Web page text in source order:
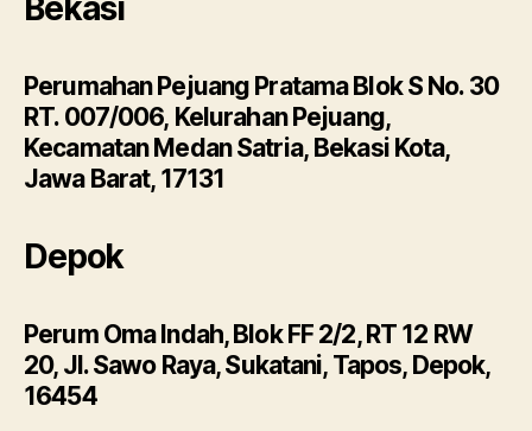
Perumahan Pejuang Pratama Blok S No. 30
RT. 007/006, Kelurahan Pejuang,
Kecamatan Medan Satria, Bekasi Kota,
Jawa Barat, 17131
Depok
Perum Oma Indah, Blok FF 2/2, RT 12 RW
20, Jl. Sawo Raya, Sukatani, Tapos, Depok,
16454